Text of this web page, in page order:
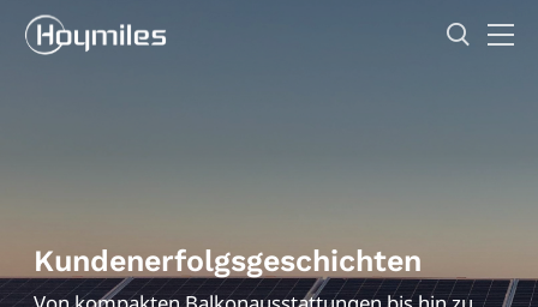
Kundenerfolgsgeschichten